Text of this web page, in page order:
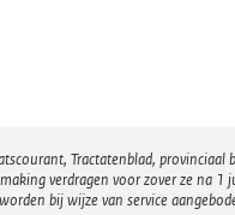
Tractatenblad,
verdragen voor zover ze na
bij wijze van service